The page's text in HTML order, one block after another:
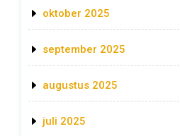
oktober 2025
september 2025
augustus 2025
juli 2025